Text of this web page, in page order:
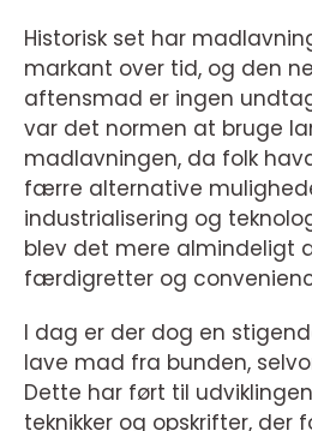
Historisk set har
markant over tid, og den
aftensmad er ingen
var det normen at bruge
madlavningen, da folk
færre alternative
industrialisering og
blev det mere almindeligt
færdigretter og
I dag er der dog en
lave mad fra bunden,
Dette har ført til
teknikker og opskrifter, der